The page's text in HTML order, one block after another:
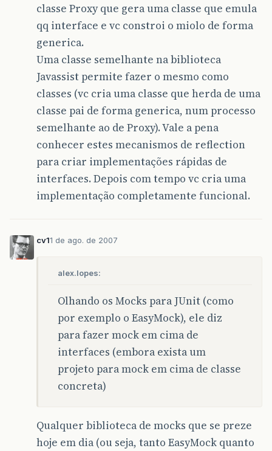
classe Proxy que gera uma classe que emula
qq interface e vc constroi o miolo de forma
generica.
Uma classe semelhante na biblioteca
Javassist permite fazer o mesmo como
classes (vc cria uma classe que herda de uma
classe pai de forma generica, num processo
semelhante ao de Proxy). Vale a pena
conhecer estes mecanismos de reflection
para criar implementações rápidas de
interfaces. Depois com tempo vc cria uma
implementação completamente funcional.
cv11 de ago. de 2007
alex.lopes:
Olhando os Mocks para JUnit (como
por exemplo o EasyMock), ele diz
para fazer mock em cima de
interfaces (embora exista um
projeto para mock em cima de classe
concreta)
Qualquer biblioteca de mocks que se preze
hoje em dia (ou seja, tanto EasyMock quanto